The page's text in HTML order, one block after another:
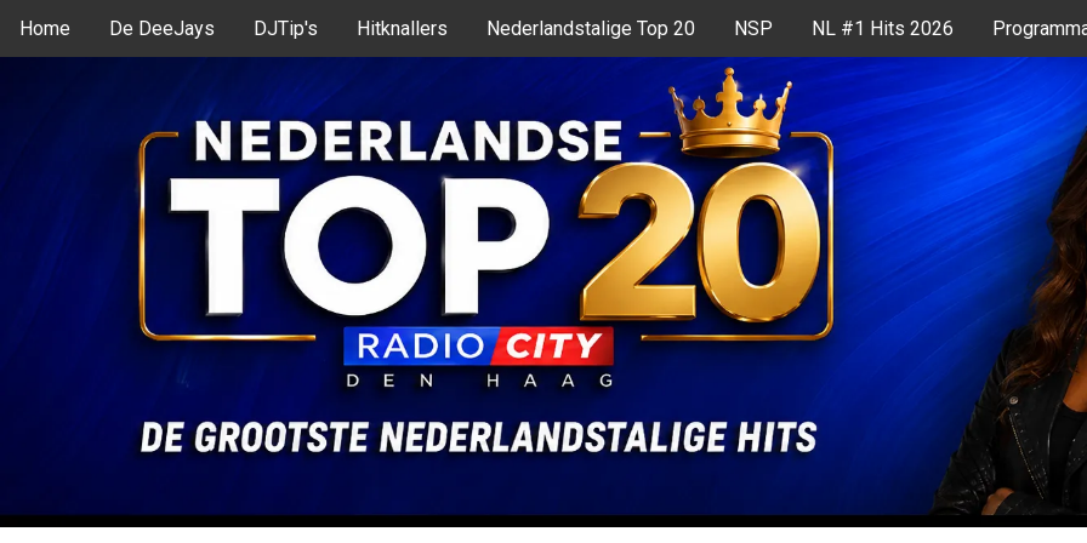
Home De DeeJays DJTip's Hitknallers Nederlandstalige Top 20 NSP NL #1 Hits 2026